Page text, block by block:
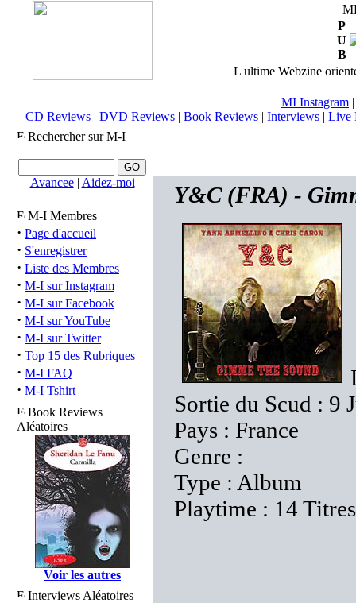
P
U
B
L ultime Webzine
MI Instagram
CD Reviews| DVD Reviews| Book Reviews| Interviews| Live
Rechercher sur M-I
Avancee| Aidez-moi
M-I Membres
· Page d'accueil
· S'enregistrer
· Liste des Membres
· M-I sur Instagram
· M-I sur Facebook
· M-I sur YouTube
· M-I sur Twitter
· Top 15 des Rubriques
· M-I FAQ
· M-I Tshirt
Book Reviews
Aléatoires
Voir les autres
Interviews Aléatoires
Y&C (FRA) -
Sortie du Scud : 9
Pays : France
Genre :
Type : Album
Playtime : 14